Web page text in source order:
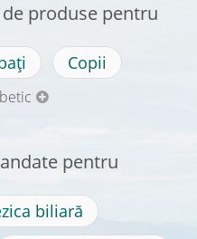
produse pentru
Copii
pentru
biliară